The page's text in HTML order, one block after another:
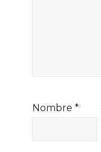
Nombre *